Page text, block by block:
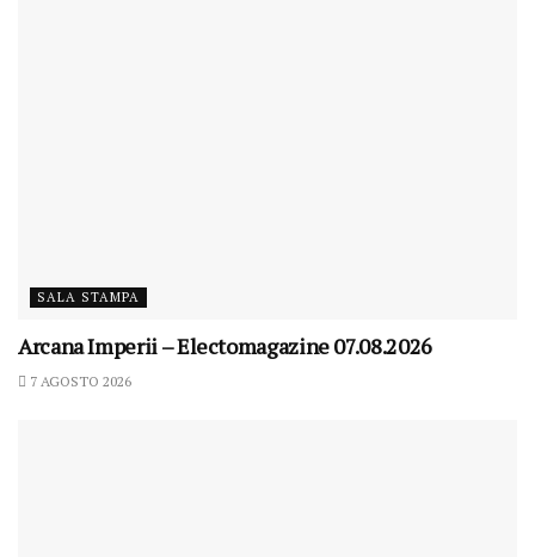
SALA STAMPA
Arcana Imperii – Electomagazine 07.08.2026
7 AGOSTO 2026